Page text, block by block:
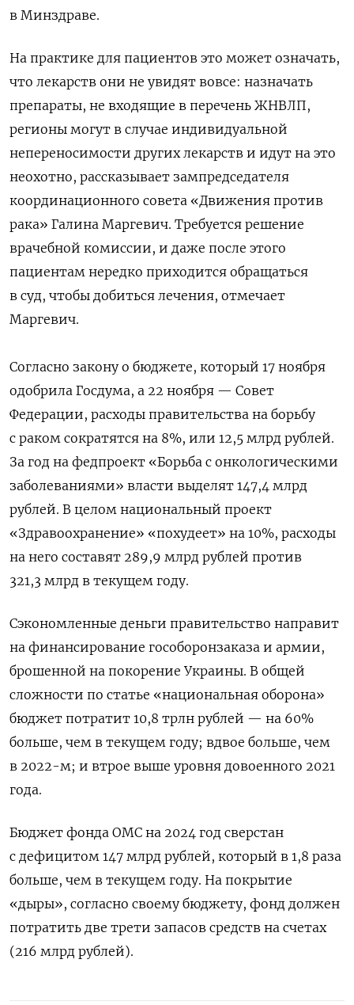
в Минздраве.
На практике для пациентов это может означать,
что лекарств они не увидят вовсе: назначать
препараты, не входящие в перечень ЖНВЛП,
регионы могут в случае индивидуальной
непереносимости других лекарств и идут на это
неохотно, рассказывает зампредседателя
координационного совета «Движения против
рака» Галина Маргевич. Требуется решение
врачебной комиссии, и даже после этого
пациентам нередко приходится обращаться
в суд, чтобы добиться лечения, отмечает
Маргевич.
Согласно закону о бюджете, который 17 ноября
одобрила Госдума, а 22 ноября — Совет
Федерации, расходы правительства на борьбу
с раком сократятся на 8%, или 12,5 млрд рублей.
За год на федпроект «Борьба с онкологическими
заболеваниями» власти выделят 147,4 млрд
рублей. В целом национальный проект
«Здравоохранение» «похудеет» на 10%, расходы
на него составят 289,9 млрд рублей против
321,3 млрд в текущем году.
Сэкономленные деньги правительство направит
на финансирование гособоронзаказа и армии,
брошенной на покорение Украины. В общей
сложности по статье «национальная оборона»
бюджет потратит 10,8 трлн рублей — на 60%
больше, чем в текущем году; вдвое больше, чем
в 2022-м; и втрое выше уровня довоенного 2021
года.
Бюджет фонда ОМС на 2024 год сверстан
с дефицитом 147 млрд рублей, который в 1,8 раза
больше, чем в текущем году. На покрытие
«дыры», согласно своему бюджету, фонд должен
потратить две трети запасов средств на счетах
(216 млрд рублей).